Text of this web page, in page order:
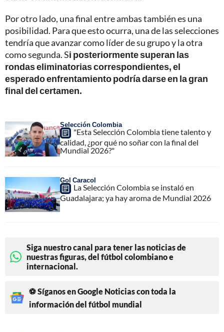
Por otro lado, una final entre ambas también es una
posibilidad. Para que esto ocurra, una de las selecciones
tendría que avanzar como líder de su grupo y la otra
como segunda. Si posteriormente superan las
rondas eliminatorias correspondientes, el
esperado enfrentamiento podría darse en la gran
final del certamen.
Selección Colombia
"Esta Selección Colombia tiene talento y
calidad, ¿por qué no soñar con la final del
Mundial 2026?"
Gol Caracol
La Selección Colombia se instaló en
Guadalajara; ya hay aroma de Mundial 2026
Siga nuestro canal para tener las noticias de
nuestras figuras, del fútbol colombiano e
internacional.
⚽ Síganos en Google Noticias con toda la
información del fútbol mundial